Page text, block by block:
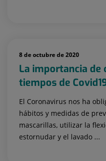
8 de octubre de 2020
La importancia de
tiempos de
El Coronavirus nos ha
hábitos y medidas de
mascarillas, utilizar la
estornudar y el lavado ...